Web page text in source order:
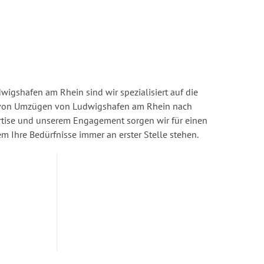
am Rhein sind wir spezialisiert auf die
Umzügen von Ludwigshafen am Rhein nach
und unserem Engagement sorgen wir für einen
Ihre Bedürfnisse immer an erster Stelle stehen.